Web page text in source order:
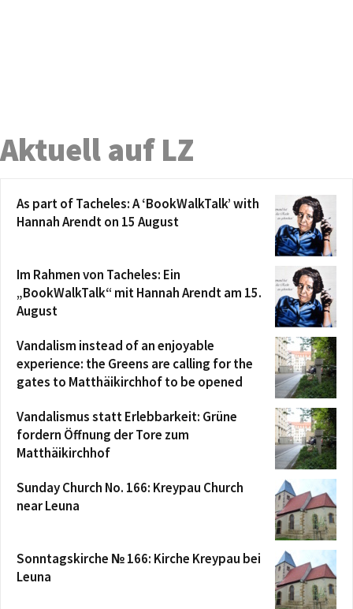
Aktuell auf LZ
As part of Tacheles: A ‘BookWalkTalk’ with
Hannah Arendt on 15 August
Im Rahmen von Tacheles: Ein
„BookWalkTalk“ mit Hannah Arendt am 15.
August
Vandalism instead of an enjoyable
experience: the Greens are calling for the
gates to Matthäikirchhof to be opened
Vandalismus statt Erlebbarkeit: Grüne
fordern Öffnung der Tore zum
Matthäikirchhof
Sunday Church No. 166: Kreypau Church
near Leuna
Sonntagskirche № 166: Kirche Kreypau bei
Leuna